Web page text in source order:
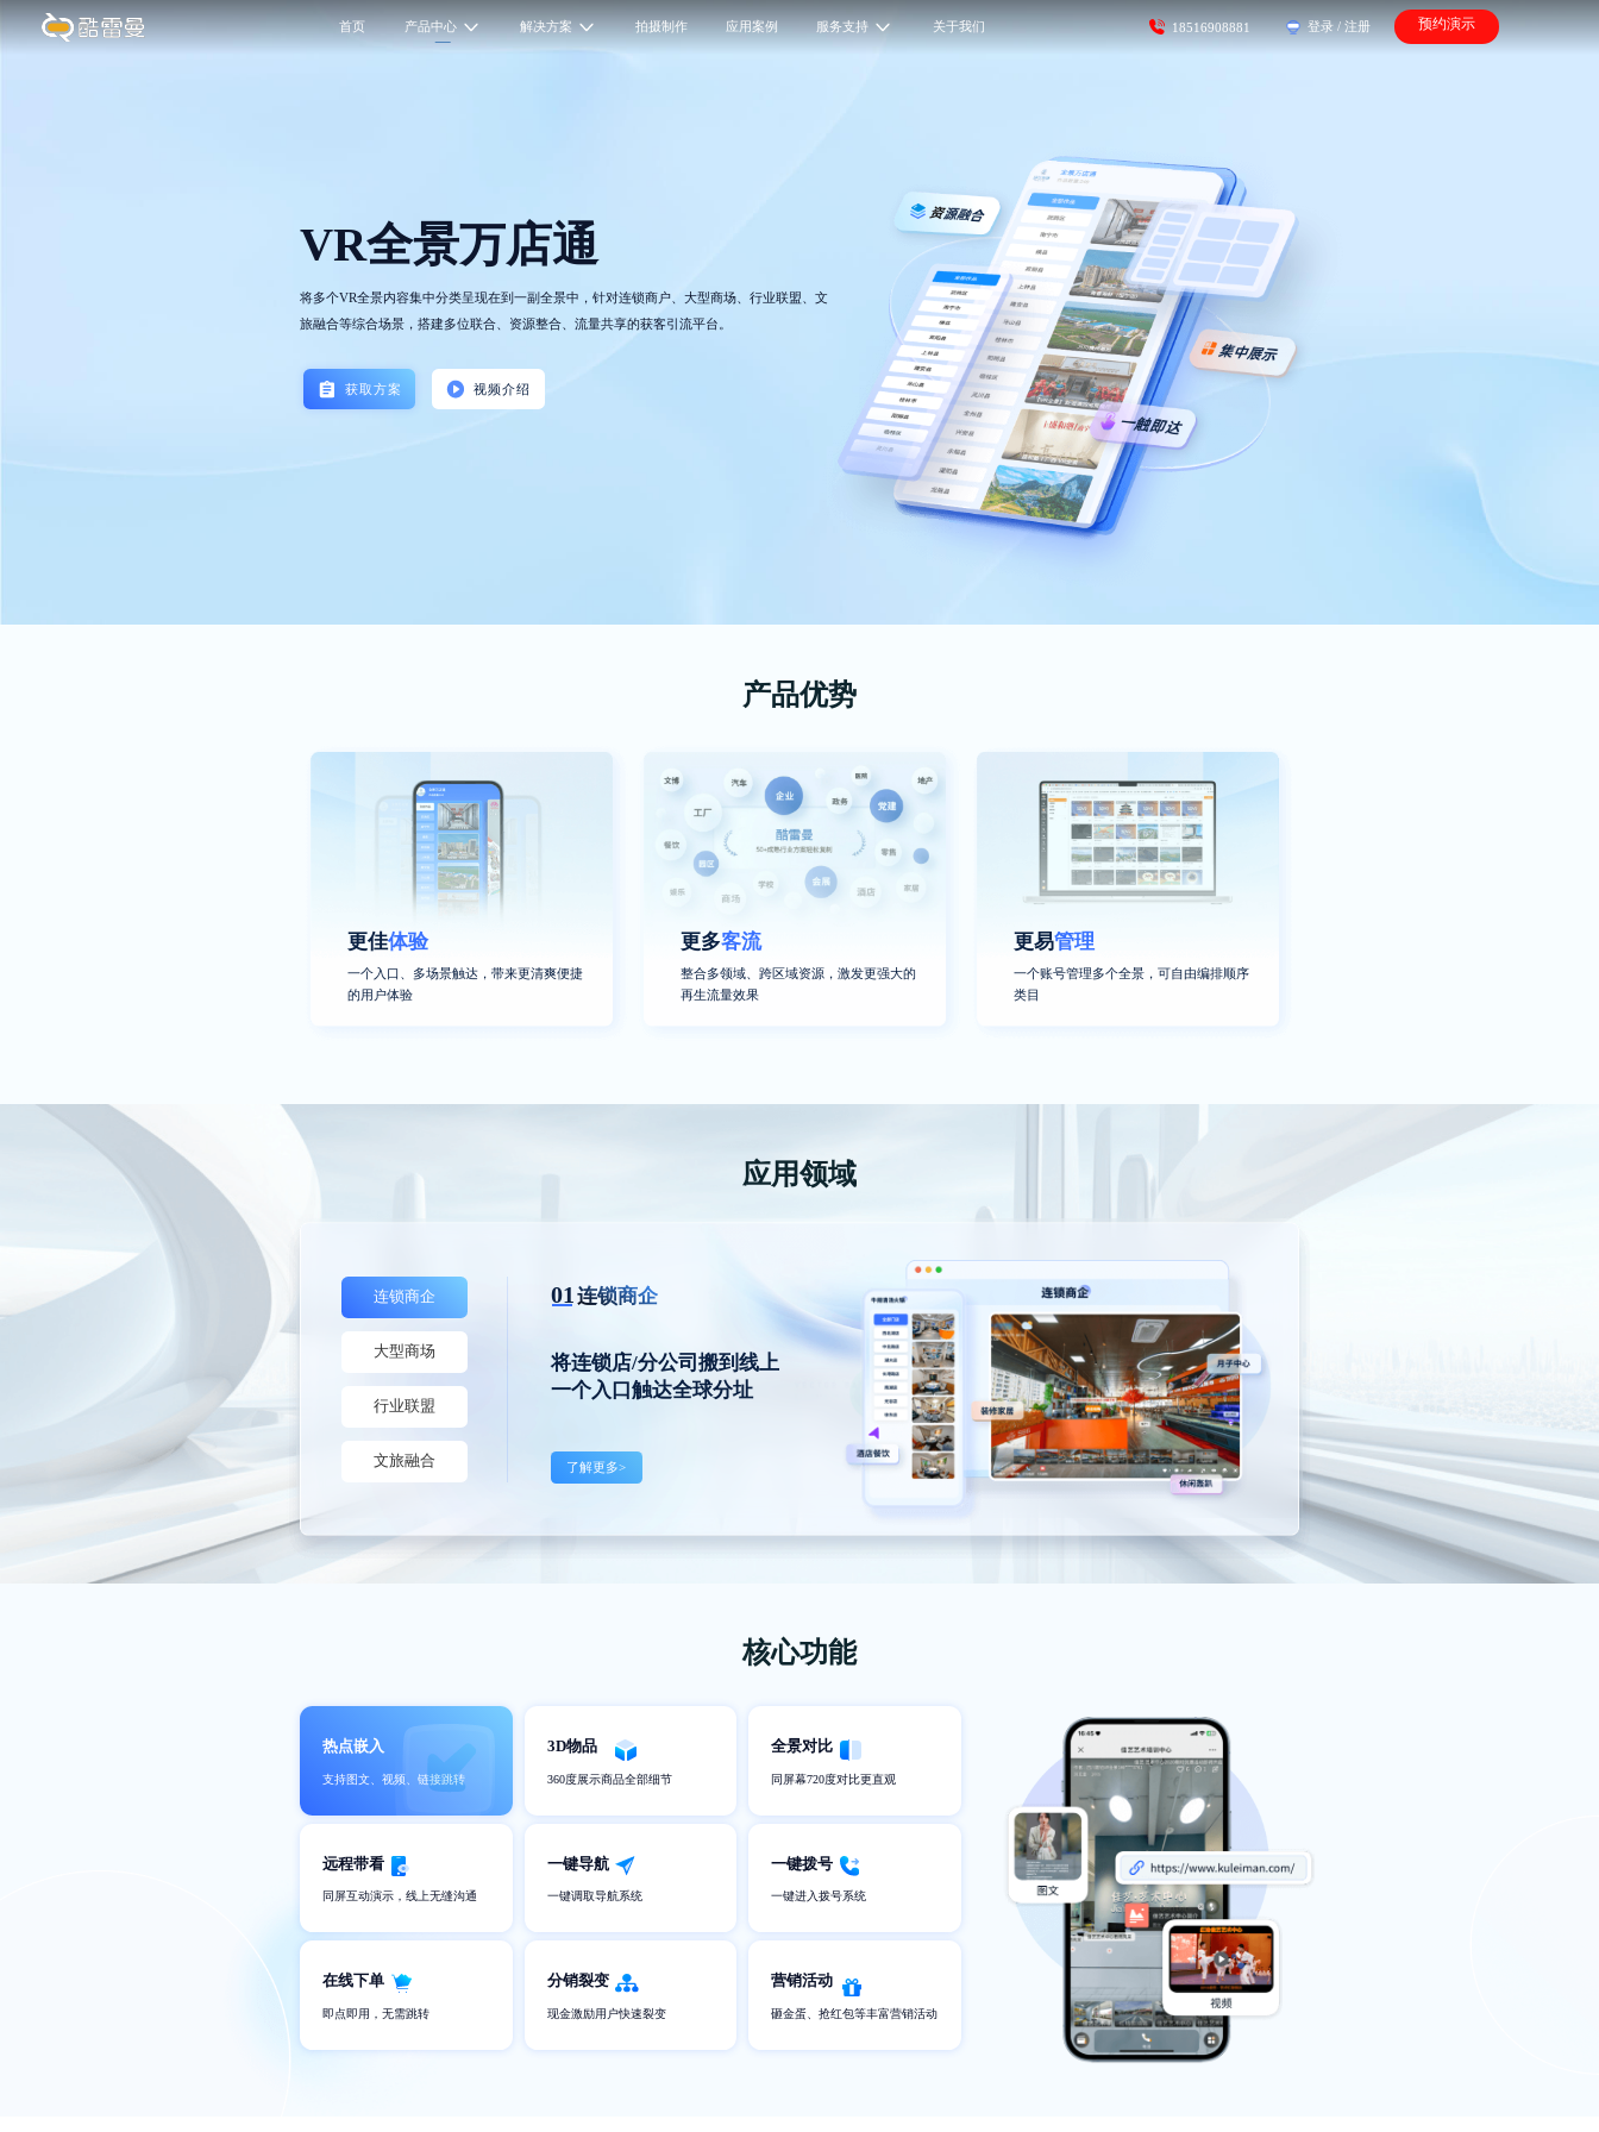
首页 产品中心 解决方案 拍摄制作 应用案例 服务支持 关于我们 18516908881 登录 / 注册 预约演示
VR全景万店通
将多个VR全景内容集中分类呈现在到一副全景中，针对连锁商户、大型商场、行业联盟、文
旅融合等综合场景，搭建多位联合、资源整合、流量共享的获客引流平台。
获取方案 视频介绍
产品优势
更佳体验
一个入口、多场景触达，带来更清爽便捷
的用户体验
更多客流
整合多领域、跨区域资源，激发更强大的
再生流量效果
更易管理
一个账号管理多个全景，可自由编排顺序
类目
应用领域
连锁商企
大型商场
行业联盟
文旅融合
01 连锁商企
将连锁店/分公司搬到线上
一个入口触达全球分址
了解更多>
核心功能
热点嵌入
支持图文、视频、链接跳转
3D物品
360度展示商品全部细节
全景对比
同屏幕720度对比更直观
远程带看
同屏互动演示，线上无缝沟通
一键导航
一键调取导航系统
一键拨号
一键进入拨号系统
在线下单
即点即用，无需跳转
分销裂变
现金激励用户快速裂变
营销活动
砸金蛋、抢红包等丰富营销活动